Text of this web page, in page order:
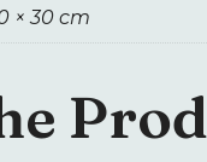
× 30 cm